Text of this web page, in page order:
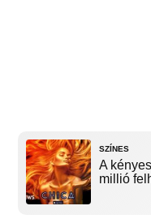
SZÍNES
A
millió